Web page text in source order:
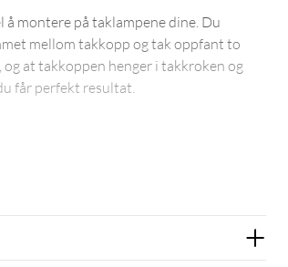
å montere på taklampene dine. Du
mellom takkopp og tak oppfant to
at takkoppen henger i takkroken og
får perfekt resultat.